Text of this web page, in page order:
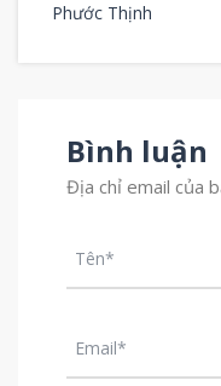
Phước Thịnh
Bình luận
Địa chỉ email của